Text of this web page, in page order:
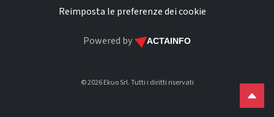
Reimposta le preferenze dei cookie
Powered by ACTAINFO
©2026Ekuo Srl. Tutti i diritti riservati